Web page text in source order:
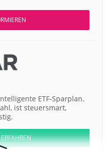
ETF-Sparplan.
ist steuersmart,